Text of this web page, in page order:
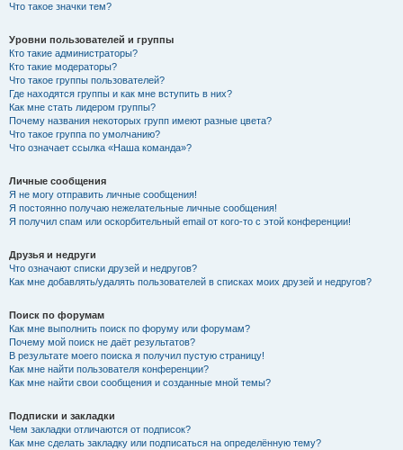
Что такое значки тем?
Уровни пользователей и группы
Кто такие администраторы?
Кто такие модераторы?
Что такое группы пользователей?
Где находятся группы и как мне вступить в них?
Как мне стать лидером группы?
Почему названия некоторых групп имеют разные цвета?
Что такое группа по умолчанию?
Что означает ссылка «Наша команда»?
Личные сообщения
Я не могу отправить личные сообщения!
Я постоянно получаю нежелательные личные сообщения!
Я получил спам или оскорбительный email от кого-то с этой конференции!
Друзья и недруги
Что означают списки друзей и недругов?
Как мне добавлять/удалять пользователей в списках моих друзей и недругов?
Поиск по форумам
Как мне выполнить поиск по форуму или форумам?
Почему мой поиск не даёт результатов?
В результате моего поиска я получил пустую страницу!
Как мне найти пользователя конференции?
Как мне найти свои сообщения и созданные мной темы?
Подписки и закладки
Чем закладки отличаются от подписок?
Как мне сделать закладку или подписаться на определённую тему?